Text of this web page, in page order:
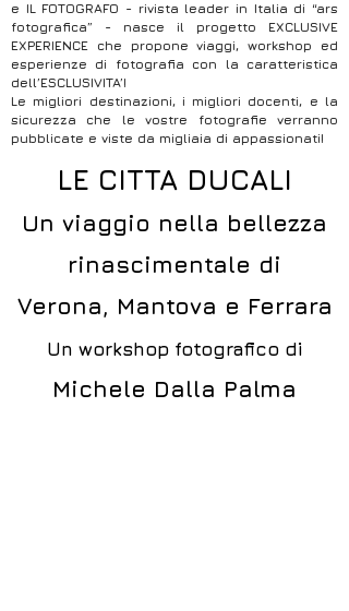
e IL FOTOGRAFO - rivista leader in Italia di “ars
fotografica” - nasce il progetto EXCLUSIVE
EXPERIENCE che propone viaggi, workshop ed
esperienze di fotografia con la caratteristica
dell’ESCLUSIVITA’!
Le migliori destinazioni, i migliori docenti, e la
sicurezza che le vostre fotografie verranno
pubblicate e viste da migliaia di appassionati!
LE CITTA DUCALI
Un viaggio nella bellezza
rinascimentale di
Verona, Mantova e Ferrara
Un workshop fotografico di
Michele Dalla Palma